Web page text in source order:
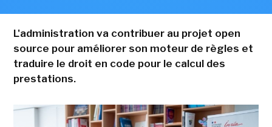
L'administration va contribuer au projet open
source pour améliorer son moteur de règles et
traduire le droit en code pour le calcul des
prestations.